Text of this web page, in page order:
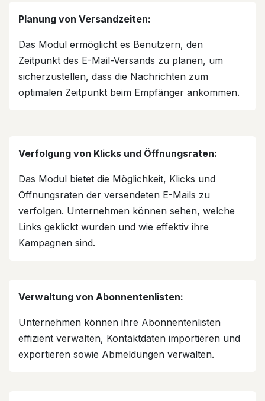
Planung von Versandzeiten:
Das Modul ermöglicht es Benutzern, den
Zeitpunkt des E-Mail-Versands zu planen, um
sicherzustellen, dass die Nachrichten zum
optimalen Zeitpunkt beim Empfänger ankommen.
Verfolgung von Klicks und Öffnungsraten:
Das Modul bietet die Möglichkeit, Klicks und
Öffnungsraten der versendeten E-Mails zu
verfolgen. Unternehmen können sehen, welche
Links geklickt wurden und wie effektiv ihre
Kampagnen sind.
Verwaltung von Abonnentenlisten:
Unternehmen können ihre Abonnentenlisten
effizient verwalten, Kontaktdaten importieren und
exportieren sowie Abmeldungen verwalten.